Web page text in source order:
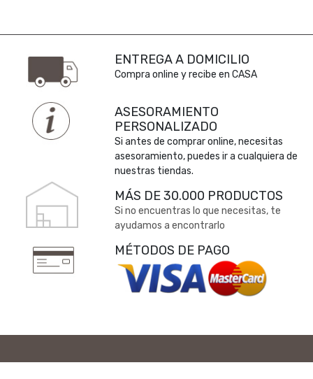
ENTREGA A DOMICILIO
Compra online y recibe en CASA
ASESORAMIENTO
PERSONALIZADO
Si antes de comprar online, necesitas
asesoramiento, puedes ir a cualquiera de
nuestras tiendas.
MÁS DE 30.000 PRODUCTOS
Si no encuentras lo que necesitas, te
ayudamos a encontrarlo
MÉTODOS DE PAGO